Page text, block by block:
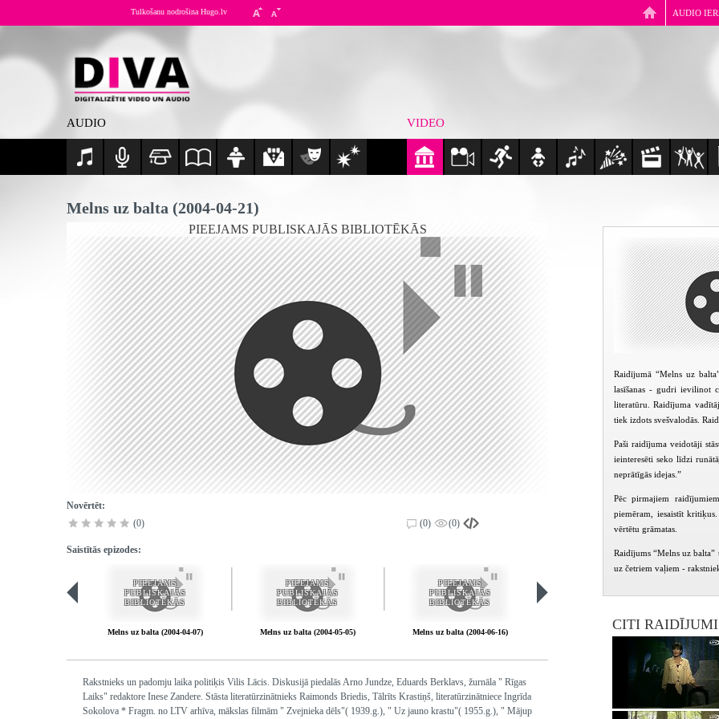
AUDIO
Tulkošanu nodrošina Hugo.lv
AUDIO VIDEO
Melns uz balta (2004-04-21)
PIEEJAMS PUBLISKAJĀS BIBLIOTĒKĀS
Novērtēt:
(0)
(0) (0)
Saistītās epizodes:
PIEEJAMS
PUBLISKAJĀS
BIBLIOTĒKĀS
Melns uz balta (2004-04-07)
PIEEJAMS
PUBLISKAJĀS
BIBLIOTĒKĀS
Melns uz balta (2004-05-05)
PIEEJAMS
PUBLISKAJĀS
BIBLIOTĒKĀS
Melns uz balta (2004-06-16) Melns uz balta (2004-08-25)
Rakstnieks un padomju laika politiķis Vilis Lācis. Diskusijā piedalās Arno Jundze, Eduards Berklavs, žurnāla " Rīgas
Laiks" redaktore Inese Zandere. Stāsta literatūrzinātnieks Raimonds Briedis, Tālrīts Krastiņš, literatūrzinātniece Ingrīda
Sokolova * Fragm. no LTV arhīva, mākslas filmām " Zvejnieka dēls"( 1939.g.), " Uz jauno krastu"( 1955.g.), " Mājup
Raidījumā “Melns uz
lasīšanas - gudri ievilinot
literatūru. Raidījuma
tiek izdots svešvalodās.
Paši raidījuma veidotāji
ieinteresēti seko līdzi
neprātīgās idejas.”
Pēc pirmajiem
piemēram, iesaistīt
vērtētu grāmatas.
Raidījums “Melns uz
uz četriem vaļiem -
CITI